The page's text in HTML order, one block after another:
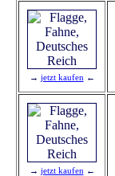
→ jetzt kaufen ←
→ jetzt kaufen ←